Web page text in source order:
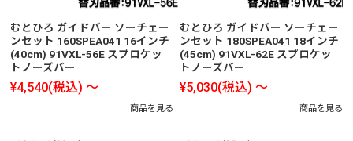
むとひろ ガイドバー ソーチェー
ンセット 160SPEA041 16インチ
(40cm) 91VXL-56E スプロケッ
トノーズバー
¥4,540(税込) ～
商品を見る
むとひろ ガイドバー ソーチェー
ンセット 180SPEA041 18インチ
(45cm) 91VXL-62E スプロケッ
トノーズバー
¥5,030(税込) ～
商品を見る